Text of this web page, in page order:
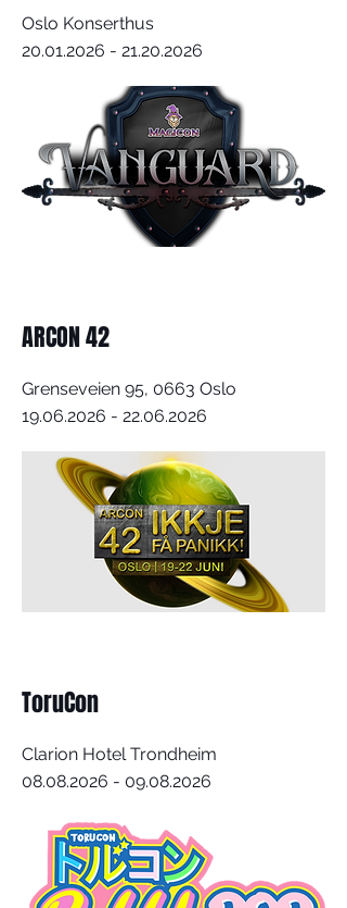
Oslo Konserthus
20.01.2026 - 21.20.2026
ARCON 42
Grenseveien 95, 0663 Oslo
19.06.2026 - 22.06.2026
ToruCon
Clarion Hotel Trondheim
08.08.2026 - 09.08.2026